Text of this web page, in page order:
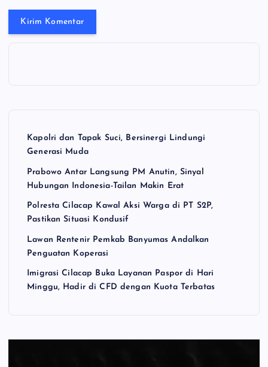
Kapolri dan Tapak Suci, Bersinergi Lindungi
Generasi Muda
Prabowo Antar Langsung PM Anutin, Sinyal
Hubungan Indonesia-Tailan Makin Erat
Polresta Cilacap Kawal Aksi Warga di PT S2P,
Pastikan Situasi Kondusif
Lawan Rentenir Pemkab Banyumas Andalkan
Penguatan Koperasi
Imigrasi Cilacap Buka Layanan Paspor di Hari
Minggu, Hadir di CFD dengan Kuota Terbatas